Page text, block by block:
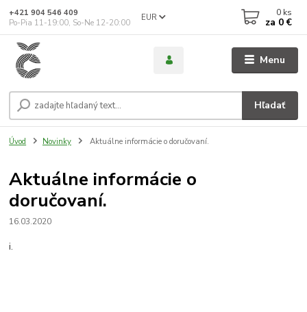
Menu
EUR
Hľadať
+421 904 546 409
Po-Pia 11-19:00, So-Ne 12-20:00
0 ks
za 0 €
Úvod Novinky Aktuálne informácie o doručovaní.
Aktuálne informácie o
doručovaní.
16.03.2020
i.